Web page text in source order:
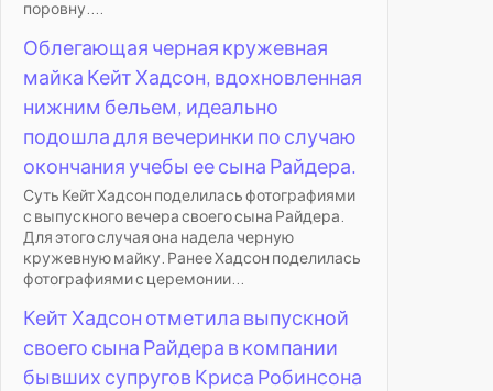
поровну....
Облегающая черная кружевная
майка Кейт Хадсон, вдохновленная
нижним бельем, идеально
подошла для вечеринки по случаю
окончания учебы ее сына Райдера.
Суть Кейт Хадсон поделилась фотографиями
с выпускного вечера своего сына Райдера.
Для этого случая она надела черную
кружевную майку. Ранее Хадсон поделилась
фотографиями с церемонии...
Кейт Хадсон отметила выпускной
своего сына Райдера в компании
бывших супругов Криса Робинсона